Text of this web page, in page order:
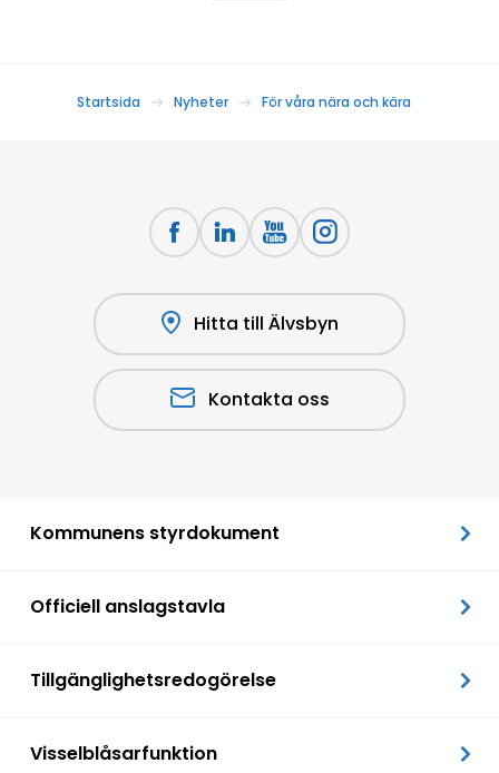
Startsida Nyheter För våra nära och kära
Hitta till Älvsbyn
Kontakta oss
Kommunens styrdokument
Officiell anslagstavla
Tillgänglighetsredogörelse
Visselblåsarfunktion